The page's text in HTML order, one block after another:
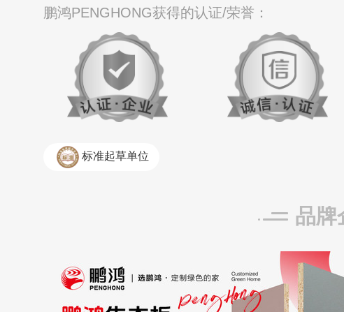
鹏鸿PENGHONG获得的认证/荣誉：
标准起草单位
品牌